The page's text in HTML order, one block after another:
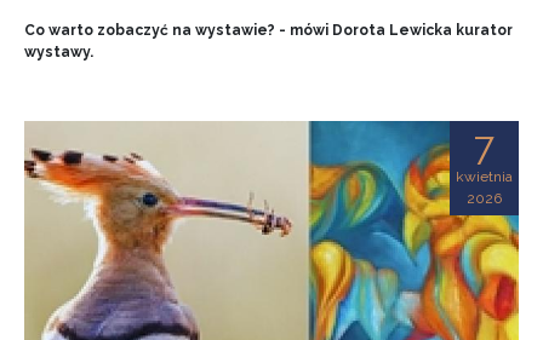
Co warto zobaczyć na wystawie? - mówi Dorota Lewicka kurator
wystawy.
7
kwietnia
2026